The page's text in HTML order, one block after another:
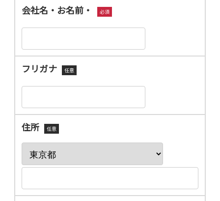
会社名・お名前・ 必須
フリガナ 任意
住所 任意